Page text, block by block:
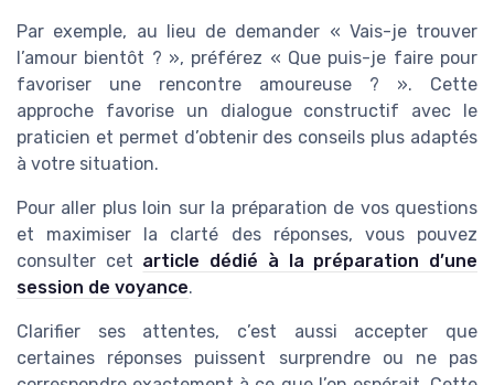
Par exemple, au lieu de demander « Vais-je trouver
l’amour bientôt ? », préférez « Que puis-je faire pour
favoriser une rencontre amoureuse ? ». Cette
approche favorise un dialogue constructif avec le
praticien et permet d’obtenir des conseils plus adaptés
à votre situation.
Pour aller plus loin sur la préparation de vos questions
et maximiser la clarté des réponses, vous pouvez
consulter cet article dédié à la préparation d’une
session de voyance.
Clarifier ses attentes, c’est aussi accepter que
certaines réponses puissent surprendre ou ne pas